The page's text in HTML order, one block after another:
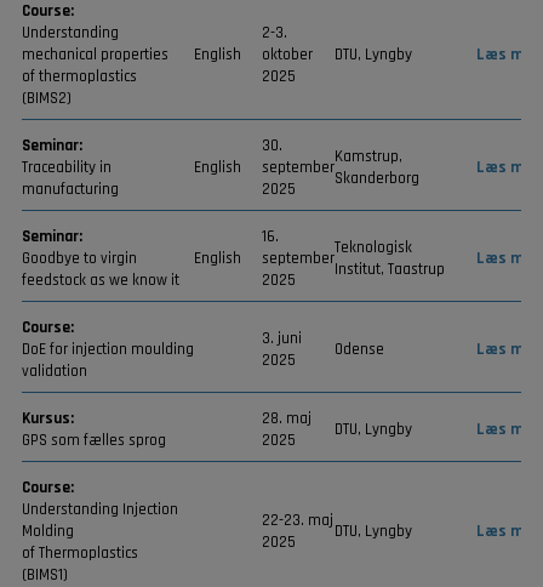
Course:
Understanding
mechanical properties
of thermoplastics
(BIMS2)
English
2-3.
oktober
2025
DTU, Lyngby Læs
Seminar:
Traceability in
manufacturing
English
30.
september
2025
Kamstrup,
Skanderborg
Læs
Seminar:
Goodbye to virgin
feedstock as we know it
English
16.
september
2025
Teknologisk
Institut, Taastrup
Læs
Course:
DoE for injection moulding
validation
3. juni
2025
Odense Læs
Kursus:
GPS som fælles sprog
28. maj
2025
DTU, Lyngby Læs
Course:
Understanding Injection
Molding
of Thermoplastics
(BIMS1)
22-23. maj
2025
DTU, Lyngby Læs